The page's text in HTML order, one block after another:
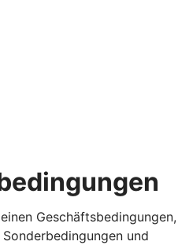
Geschäftsbedingungen,
und